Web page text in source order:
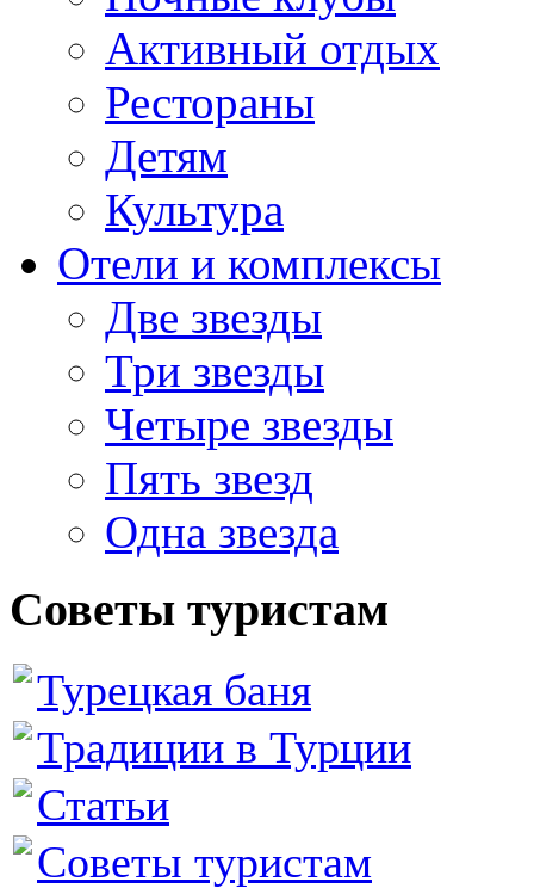
Активный отдых
Рестораны
Детям
Культура
Отели и комплексы
Две звезды
Три звезды
Четыре звезды
Пять звезд
Одна звезда
Советы туристам
Турецкая баня
Традиции в Турции
Статьи
Советы туристам